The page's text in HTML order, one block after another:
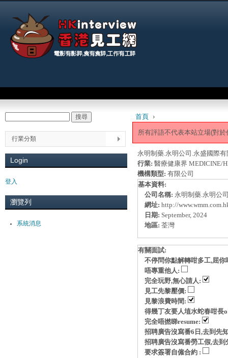
首頁›
所有評語不代表本站立場(對
永明制藥.永明公司.永盛國際
行業: 醫療健康界 MEDICINE/
機構類型: 有限公司
基本資料:
公司名稱: 永明制藥.永明公
網址: http://
日期: September, 2024
地區: 荃灣
有關面試:
不停問你點解轉咁多工,屈
唔專重他人:
完全玩野,無心請人:
見工先黎壓價:
見黎浪費時間:
得幾丁友要人埴水蛇春咁長
完全唔撚睇resume:
招聘廣告沒寫番6日,去到先
招聘廣告沒寫番勞工假,去
要求簽署自僱合約 :
行業分類
Login
登入
瀏覽列
系統消息